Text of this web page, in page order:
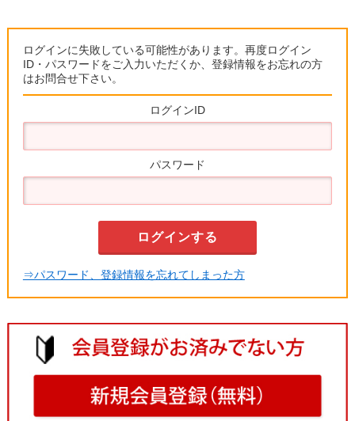
ログインに失敗している可能性があります。再度ログイン
ID・パスワードをご入力いただくか、登録情報をお忘れの方
はお問合せ下さい。
ログインID
パスワード
⇒パスワード、登録情報を忘れてしまった方